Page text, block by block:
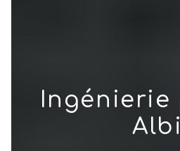
Ingénierie
Albi